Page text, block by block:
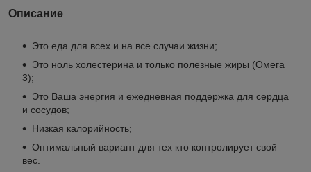
Описание
Это еда для всех и на все случаи жизни;
Это ноль холестерина и только полезные жиры (Омега
3);
Это Ваша энергия и ежедневная поддержка для сердца
и сосудов;
Низкая калорийность;
Оптимальный вариант для тех кто контролирует свой
вес.